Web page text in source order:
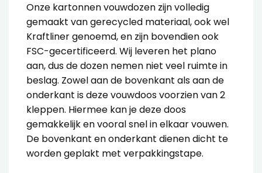
Onze kartonnen vouwdozen zijn volledig
gemaakt van gerecycled materiaal, ook wel
Kraftliner genoemd, en zijn bovendien ook
FSC-gecertificeerd. Wij leveren het plano
aan, dus de dozen nemen niet veel ruimte in
beslag. Zowel aan de bovenkant als aan de
onderkant is deze vouwdoos voorzien van 2
kleppen. Hiermee kan je deze doos
gemakkelijk en vooral snel in elkaar vouwen.
De bovenkant en onderkant dienen dicht te
worden geplakt met verpakkingstape.